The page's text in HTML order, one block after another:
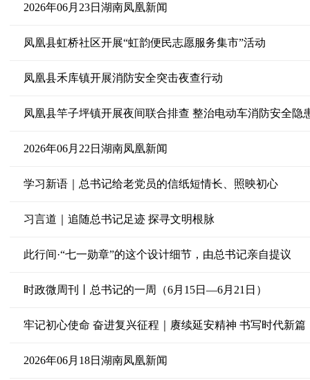
2026年06月23日湖南凤凰新闻
凤凰县虹桥社区开展“虹韵便民志愿服务集市”活动
凤凰县禾库镇开展消防安全突击夜查行动
凤凰县竿子坪镇开展夜间联合排查 整治电动车消防安全隐
2026年06月22日湖南凤凰新闻
学习新语｜总书记给老党员的信纸短情长、照映初心
习言道｜追随总书记足迹 探寻文明根脉
此行间·“七一勋章”的这个设计细节，由总书记亲自提议
时政微周刊丨总书记的一周（6月15日—6月21日）
牢记初心使命 奋进复兴征程｜赓续延安精神 书写时代新篇
2026年06月18日湖南凤凰新闻